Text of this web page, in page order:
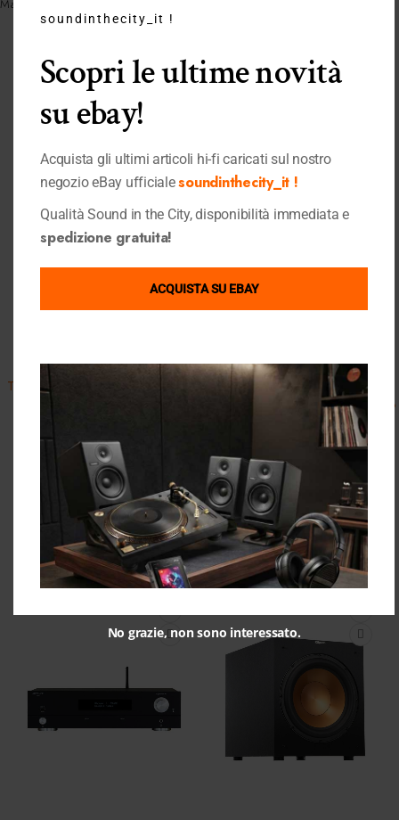
Marchio:
Prodotti correlati
Quick View
Triangle Esprit Comete EZ Teak
Ultimi Pezzi
899,00
750,00
Quick View
Cambridge Audio
Cambridge Audio Minx S-315 v3
Home Cinema
890,00
Ultimi Articoli Visualizzati
soundinthecity_it !
Scopri le ultime novità
su ebay!
Acquista gli ultimi articoli hi-fi caricati sul nostro
negozio eBay ufficialesoundinthecity_it !
Qualità Sound in the City, disponibilità immediata e
spedizione gratuita!
ACQUISTA SU EBAY
No grazie, non sono interessato.